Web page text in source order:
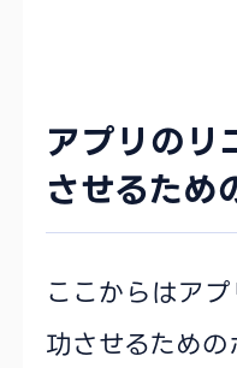
アプリのリ
させるため
ここからはア
功させるため